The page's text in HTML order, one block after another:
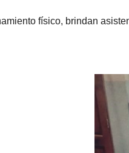
físico, brindan